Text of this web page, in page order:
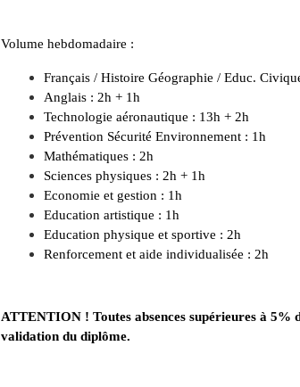
Volume hebdomadaire :
Français / Histoire Géographie / Educ.
Anglais : 2h + 1h
Technologie aéronautique : 13h + 2h
Prévention Sécurité Environnement : 1h
Mathématiques : 2h
Sciences physiques : 2h + 1h
Economie et gestion : 1h
Education artistique : 1h
Education physique et sportive : 2h
Renforcement et aide individualisée : 2h
ATTENTION ! Toutes absences supérieures à
validation du diplôme.